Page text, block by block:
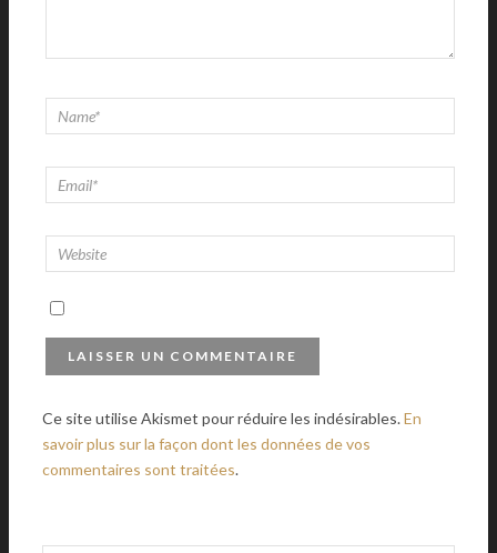
Ce site utilise Akismet pour réduire les indésirables.En
savoir plus sur la façon dont les données de vos
commentaires sont traitées.